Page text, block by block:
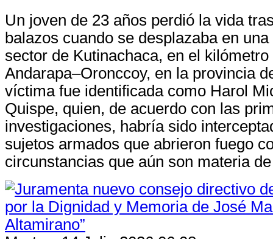
Un joven de 23 años perdió la vida
balazos cuando se desplazaba en
sector de Kutinachaca, en el
Andarapa–Oronccoy, en la provincia
víctima fue identificada como Harol
Quispe, quien, de acuerdo con las
investigaciones, habría sido
sujetos armados que abrieron fuego
circunstancias que aún son materia